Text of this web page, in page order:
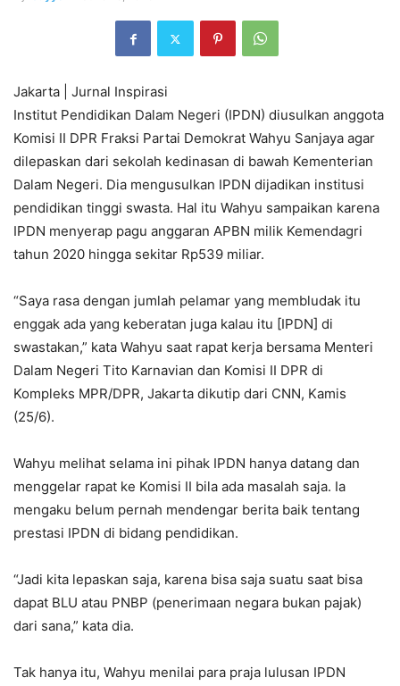
Jakarta | Jurnal Inspirasi
Institut Pendidikan Dalam Negeri (IPDN) diusulkan anggota
Komisi II DPR Fraksi Partai Demokrat Wahyu Sanjaya agar
dilepaskan dari sekolah kedinasan di bawah Kementerian
Dalam Negeri. Dia mengusulkan IPDN dijadikan institusi
pendidikan tinggi swasta. Hal itu Wahyu sampaikan karena
IPDN menyerap pagu anggaran APBN milik Kemendagri
tahun 2020 hingga sekitar Rp539 miliar.
“Saya rasa dengan jumlah pelamar yang membludak itu
enggak ada yang keberatan juga kalau itu [IPDN] di
swastakan,” kata Wahyu saat rapat kerja bersama Menteri
Dalam Negeri Tito Karnavian dan Komisi II DPR di
Kompleks MPR/DPR, Jakarta dikutip dari CNN, Kamis
(25/6).
Wahyu melihat selama ini pihak IPDN hanya datang dan
menggelar rapat ke Komisi II bila ada masalah saja. Ia
mengaku belum pernah mendengar berita baik tentang
prestasi IPDN di bidang pendidikan.
“Jadi kita lepaskan saja, karena bisa saja suatu saat bisa
dapat BLU atau PNBP (penerimaan negara bukan pajak)
dari sana,” kata dia.
Tak hanya itu, Wahyu menilai para praja lulusan IPDN